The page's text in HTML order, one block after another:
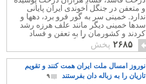
و متعفن در جنگل آخوندی ایران پایانی
ندارد. خمینی سر به گور فرو برد، دهها و
سدها خمینی دیگر مانند علف هرزه رشد
کردند و کشورمان را به تعفن و فساد
کشاندند. ما به یک دگرگونی فکری نیاز
داریم
۲۶۸۵ پخش
نوروز امسال ملت ایران همت کنند و تقویم
تازیان را به زباله دان بفرستند
۹